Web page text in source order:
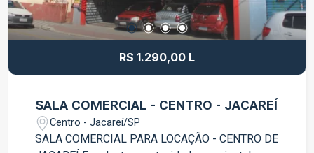
R$ 1.290,00 L
SALA COMERCIAL - CENTRO - JACAREÍ
Centro - Jacareí/SP
SALA COMERCIAL PARA LOCAÇÃO - CENTRO DE